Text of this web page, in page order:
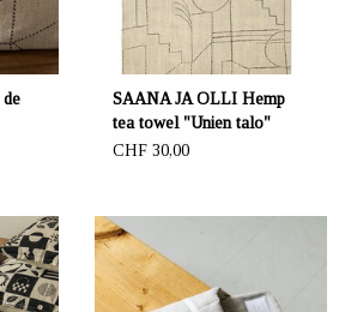
SAANA JA OLLI Hemp
tea towel "Unien talo"
45×70 cm
CHF 30,00